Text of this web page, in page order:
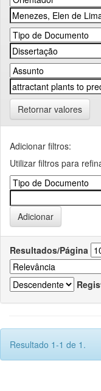
Retornar valores
Adicionar filtros:
Utilizar filtros para
Resultados/Página
Resultado 1-1 de 1.